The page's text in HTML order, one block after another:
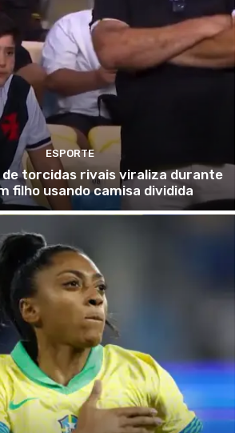
ESPORTE
de torcidas rivais viraliza durante
filho usando camisa dividida